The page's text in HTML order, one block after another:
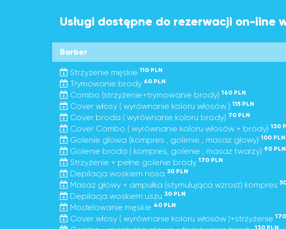
Usługi dostępne do rezerwacji on-line
Barber
Strzyżenie męskie 110 PLN
Trymowanie brody 60 PLN
Combo (strzyżenie+trymowanie brody) 160 PLN
Cover włosy ( wyrównanie koloru włosów ) 115 PLN
Cover broda ( wyrównanie koloru brody) 70 PLN
Cover Combo ( wyrównanie koloru włosów + brody) 130
Golenie glowa (kompres , golenie , masaz głowy) 100 PLN
Golenie broda ( kompres, golenie , masaz twarzy) 90 PLN
Strzyżenie + pełne golenie brody 170 PLN
Depilacja woskiem nosa 30 PLN
Masaż głowy + ampułka (stymulująca wzrost) kompres
Depilacja woskiem uszu 30 PLN
Modelowanie męskie 40 PLN
Cover włosy ( wyrównanie koloru włosów )+strzyżenie
130 PLN